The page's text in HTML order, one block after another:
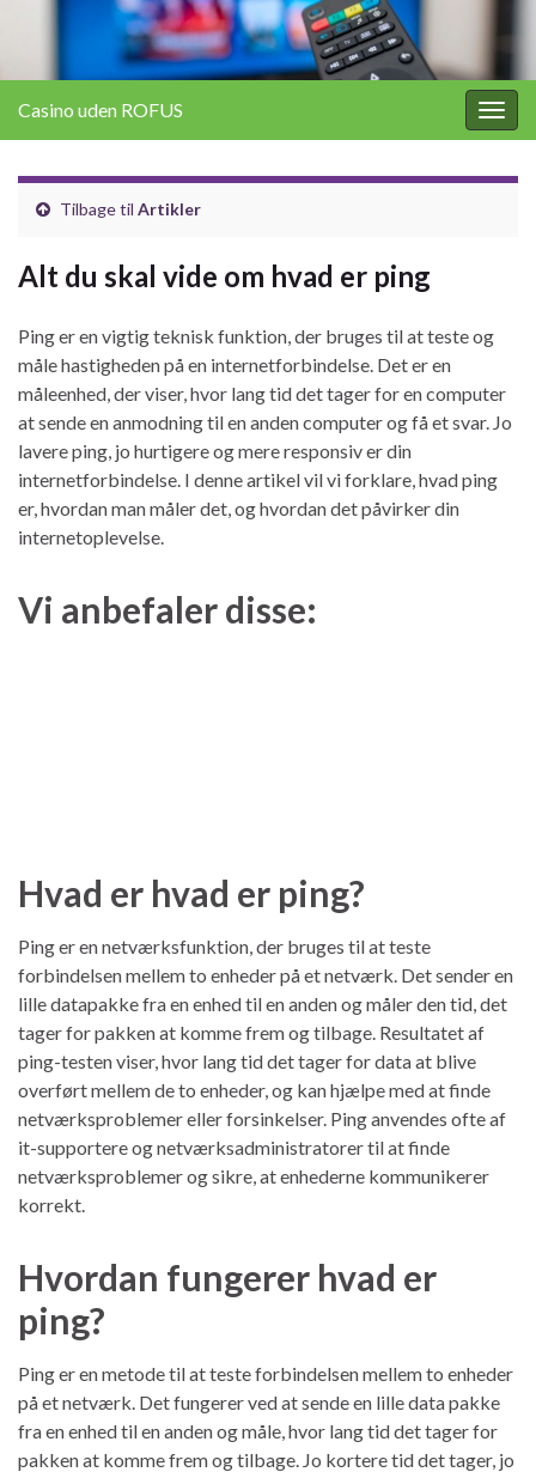
Casino uden ROFUS
Tilbage til Artikler
Alt du skal vide om hvad er ping
Ping er en vigtig teknisk funktion, der bruges til at teste og
måle hastigheden på en internetforbindelse. Det er en
måleenhed, der viser, hvor lang tid det tager for en computer
at sende en anmodning til en anden computer og få et svar. Jo
lavere ping, jo hurtigere og mere responsiv er din
internetforbindelse. I denne artikel vil vi forklare, hvad ping
er, hvordan man måler det, og hvordan det påvirker din
internetoplevelse.
Vi anbefaler disse:
Hvad er hvad er ping?
Ping er en netværksfunktion, der bruges til at teste
forbindelsen mellem to enheder på et netværk. Det sender en
lille datapakke fra en enhed til en anden og måler den tid, det
tager for pakken at komme frem og tilbage. Resultatet af
ping-testen viser, hvor lang tid det tager for data at blive
overført mellem de to enheder, og kan hjælpe med at finde
netværksproblemer eller forsinkelser. Ping anvendes ofte af
it-supportere og netværksadministratorer til at finde
netværksproblemer og sikre, at enhederne kommunikerer
korrekt.
Hvordan fungerer hvad er
ping?
Ping er en metode til at teste forbindelsen mellem to enheder
på et netværk. Det fungerer ved at sende en lille data pakke
fra en enhed til en anden og måle, hvor lang tid det tager for
pakken at komme frem og tilbage. Jo kortere tid det tager, jo